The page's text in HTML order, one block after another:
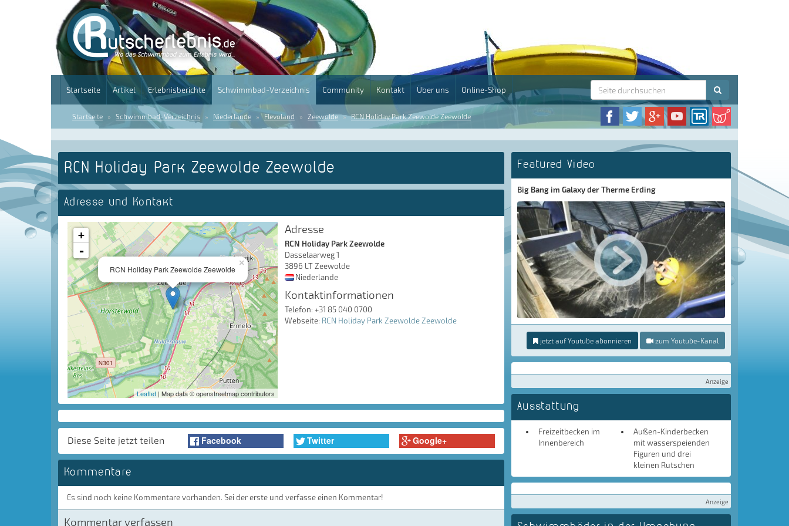
Startseite Artikel Erlebnisberichte Schwimmbad-Verzeichnis Community Kontakt Über uns Online-Shop
Startseite Schwimmbad-Verzeichnis Niederlande Flevoland Zeewolde RCN Holiday Park Zeewolde Zeewolde
RCN Holiday Park Zeewolde Zeewolde
Adresse und Kontakt
×
RCN Holiday Park Zeewolde Zeewolde
+
-
Leaflet | Map data © openstreetmap contributors
Adresse
RCN Holiday Park Zeewolde
Dasselaarweg 1
3896 LT Zeewolde
Niederlande
Kontaktinformationen
Telefon: +31 85 040 0700
Webseite: RCN Holiday Park Zeewolde Zeewolde
Diese Seite jetzt teilen Facebook Twitter Google+
Kommentare
Es sind noch keine Kommentare vorhanden. Sei der erste und verfasse einen Kommentar!
Kommentar verfassen
Featured Video
Big Bang im Galaxy der Therme Erding
jetzt auf Youtube abonnieren zum Youtube-Kanal
Anzeige
Ausstattung
Freizeitbecken im
Innenbereich
Außen-Kinderbecken
mit wasserspeienden
Figuren und drei
kleinen Rutschen
Anzeige